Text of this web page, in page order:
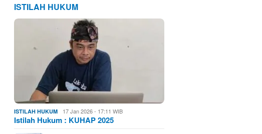
ISTILAH HUKUM
ISTILAH HUKUM 17 Jan 2026 - 17:11 WIB
Istilah Hukum : KUHAP 2025